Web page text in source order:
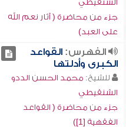
الشنقيطي
جزء من محاضرة ( آثار نعم الله
على العبد)
الفهرس:القواعد
الكبرى وأدلتها
للشيخ: محمد الحسن الددو
الشنقيطي
جزء من محاضرة ( القواعد
الفقهية [1])